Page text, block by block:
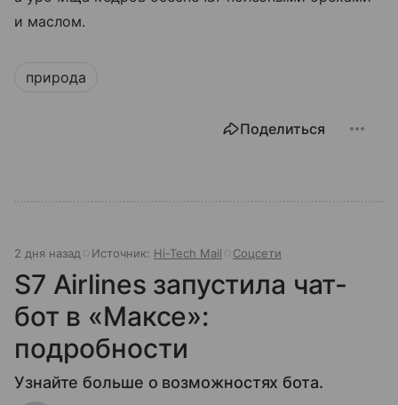
и маслом.
природа
Поделиться
2 дня назад Источник: Hi-Tech Mail Соцсети
S7 Airlines запустила чат-
бот в «Максе»:
подробности
Узнайте больше о возможностях бота.